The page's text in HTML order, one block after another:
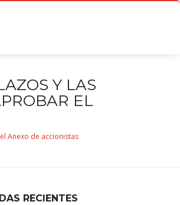
Y LAS
EL
Anexo de accionistas
RECIENTES